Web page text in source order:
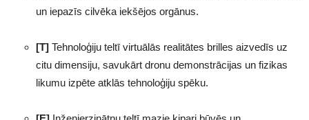
un iepazīs cilvēka iekšējos orgānus.
[T] Tehnoloģiju teltī virtuālās realitātes brilles aizvedīs uz
citu dimensiju, savukārt dronu demonstrācijas un fizikas
likumu izpēte atklās tehnoloģiju spēku.